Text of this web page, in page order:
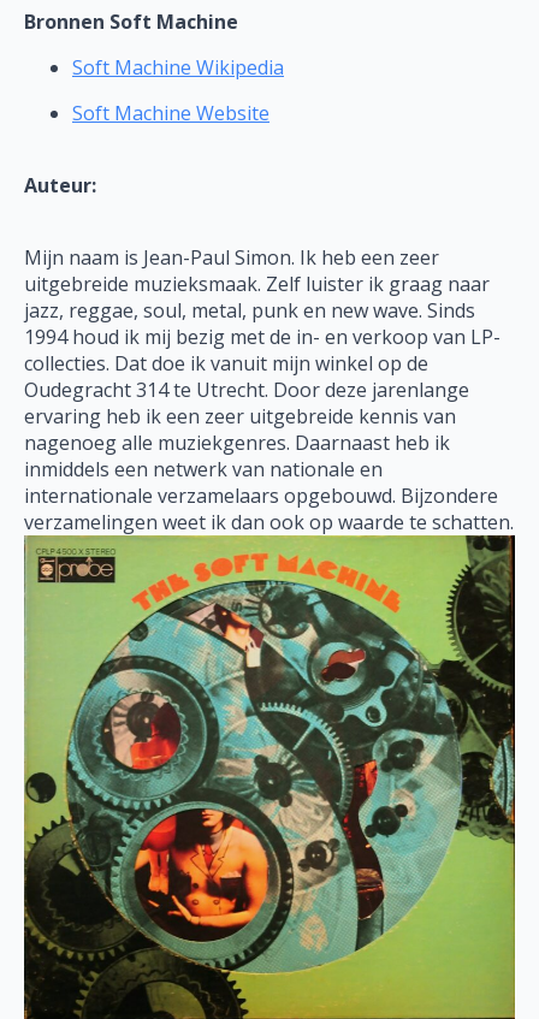
Bronnen Soft Machine
Soft Machine Wikipedia
Soft Machine Website
Auteur:
Mijn naam is Jean-Paul Simon. Ik heb een zeer
uitgebreide muzieksmaak. Zelf luister ik graag naar
jazz, reggae, soul, metal, punk en new wave. Sinds
1994 houd ik mij bezig met de in- en verkoop van LP-
collecties. Dat doe ik vanuit mijn winkel op de
Oudegracht 314 te Utrecht. Door deze jarenlange
ervaring heb ik een zeer uitgebreide kennis van
nagenoeg alle muziekgenres. Daarnaast heb ik
inmiddels een netwerk van nationale en
internationale verzamelaars opgebouwd. Bijzondere
verzamelingen weet ik dan ook op waarde te schatten.